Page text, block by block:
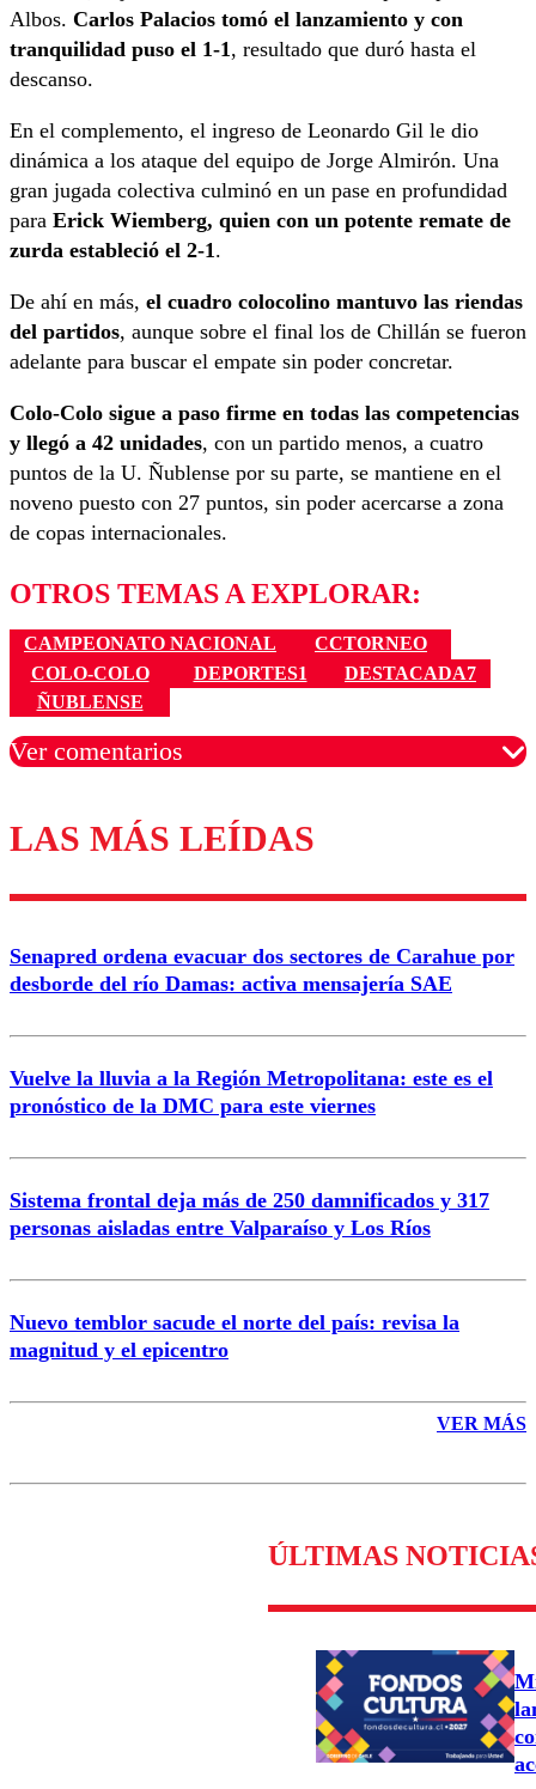
Albos. Carlos Palacios tomó el lanzamiento y con
tranquilidad puso el 1-1, resultado que duró hasta el
descanso.
En el complemento, el ingreso de Leonardo Gil le dio
dinámica a los ataque del equipo de Jorge Almirón. Una
gran jugada colectiva culminó en un pase en profundidad
para Erick Wiemberg, quien con un potente remate de
zurda estableció el 2-1.
De ahí en más, el cuadro colocolino mantuvo las riendas
del partidos, aunque sobre el final los de Chillán se fueron
adelante para buscar el empate sin poder concretar.
Colo-Colo sigue a paso firme en todas las competencias
y llegó a 42 unidades, con un partido menos, a cuatro
puntos de la U. Ñublense por su parte, se mantiene en el
noveno puesto con 27 puntos, sin poder acercarse a zona
de copas internacionales.
OTROS TEMAS A EXPLORAR:
CAMPEONATO NACIONAL
CCTORNEO
COLO-COLO
DEPORTES1
DESTACADA7
ÑUBLENSE
Ver comentarios
Los comentarios son moderados para garantizar un
diálogo respetuoso.
Correo
Enviar comentario
LAS MÁS LEÍDAS
Senapred ordena evacuar dos sectores de Carahue por
desborde del río Damas: activa mensajería SAE
Vuelve la lluvia a la Región Metropolitana: este es el
pronóstico de la DMC para este viernes
Sistema frontal deja más de 250 damnificados y 317
personas aisladas entre Valparaíso y Los Ríos
Nuevo temblor sacude el norte del país: revisa la
magnitud y el epicentro
VER MÁS
ÚLTIMAS